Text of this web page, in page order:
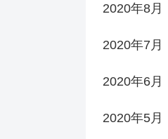
2020年8月
2020年7月
2020年6月
2020年5月